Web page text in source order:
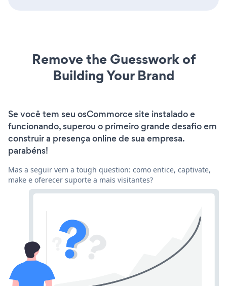
Remove the Guesswork of
Building Your Brand
Se você tem seu osCommorce site instalado e
funcionando, superou o primeiro grande desafio em
construir a presença online de sua empresa.
parabéns!
Mas a seguir vem a tough question: como entice, captivate,
make e oferecer suporte a mais visitantes?